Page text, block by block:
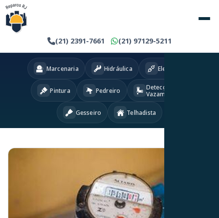
(21) 2391-7661 (21) 97129-5211
Marcenaria Hidráulica Eletricista
Pintura Pedreiro
Detecção
Vazamentos
Gesseiro Telhadista